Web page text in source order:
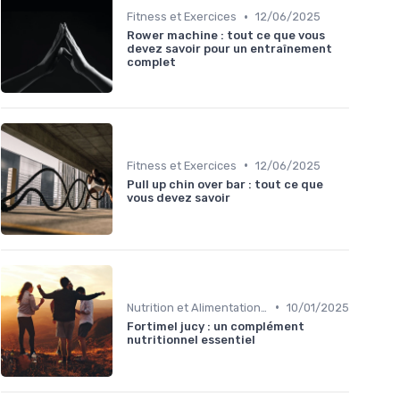
Fitness et Exercices • 12/06/2025
Rower machine : tout ce que vous
devez savoir pour un entraînement
complet
Fitness et Exercices • 12/06/2025
Pull up chin over bar : tout ce que
vous devez savoir
• 10/01/2025
Fortimel jucy : un complément
nutritionnel essentiel